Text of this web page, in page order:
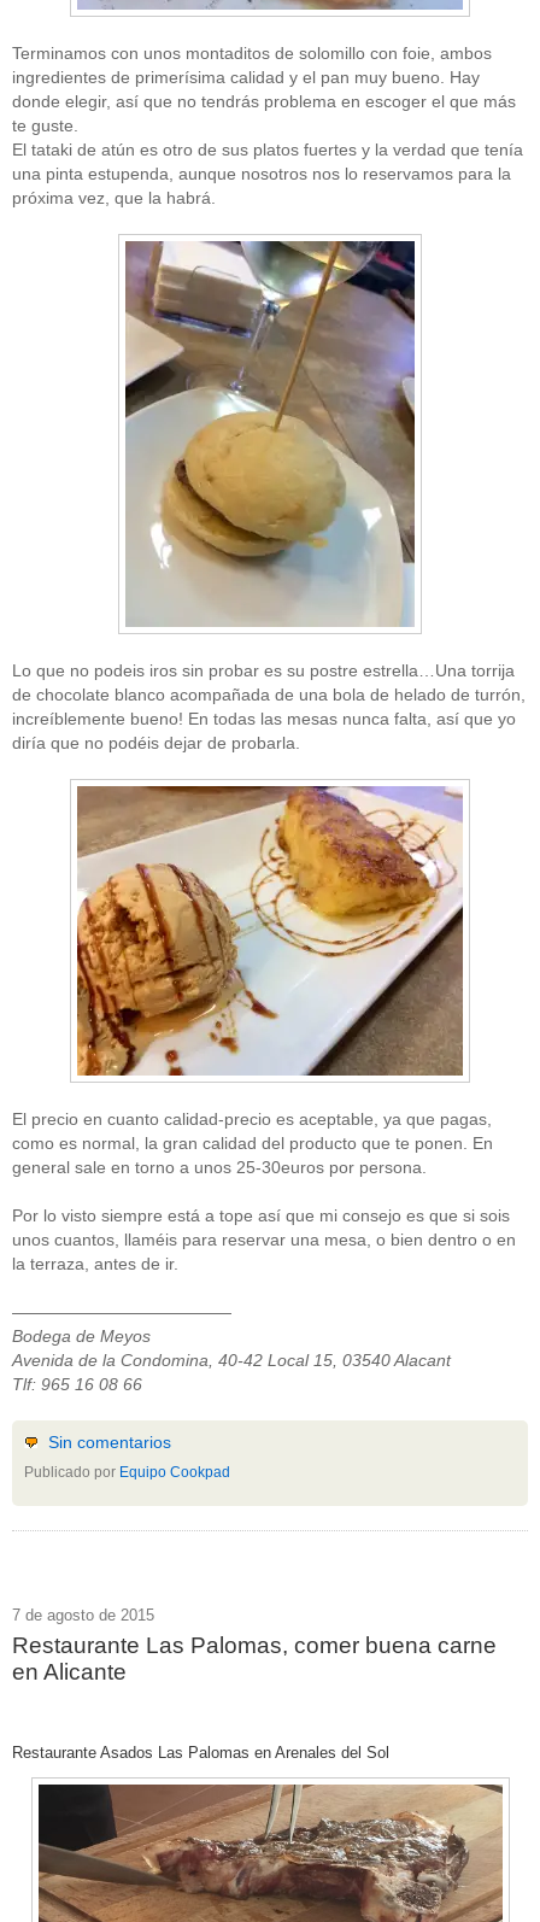
Terminamos con unos montaditos de solomillo con foie, ambos
ingredientes de primerísima calidad y el pan muy bueno. Hay
donde elegir, así que no tendrás problema en escoger el que más
te guste.
El tataki de atún es otro de sus platos fuertes y la verdad que tenía
una pinta estupenda, aunque nosotros nos lo reservamos para la
próxima vez, que la habrá.
Lo que no podeis iros sin probar es su postre estrella…Una torrija
de chocolate blanco acompañada de una bola de helado de turrón,
increíblemente bueno! En todas las mesas nunca falta, así que yo
diría que no podéis dejar de probarla.
El precio en cuanto calidad-precio es aceptable, ya que pagas,
como es normal, la gran calidad del producto que te ponen. En
general sale en torno a unos 25-30euros por persona.
Por lo visto siempre está a tope así que mi consejo es que si sois
unos cuantos, llaméis para reservar una mesa, o bien dentro o en
la terraza, antes de ir.
—————————————
Bodega de Meyos
Avenida de la Condomina, 40-42 Local 15, 03540 Alacant
Tlf: 965 16 08 66
Sin comentarios
Publicado por Equipo Cookpad
7 de agosto de 2015
Restaurante Las Palomas, comer buena carne
en Alicante
Restaurante Asados Las Palomas en Arenales del Sol